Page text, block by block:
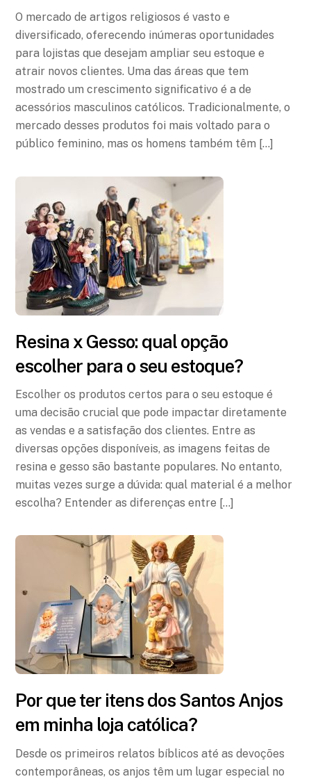
O mercado de artigos religiosos é vasto e
diversificado, oferecendo inúmeras oportunidades
para lojistas que desejam ampliar seu estoque e
atrair novos clientes. Uma das áreas que tem
mostrado um crescimento significativo é a de
acessórios masculinos católicos. Tradicionalmente, o
mercado desses produtos foi mais voltado para o
público feminino, mas os homens também têm […]
Resina x Gesso: qual opção
escolher para o seu estoque?
Escolher os produtos certos para o seu estoque é
uma decisão crucial que pode impactar diretamente
as vendas e a satisfação dos clientes. Entre as
diversas opções disponíveis, as imagens feitas de
resina e gesso são bastante populares. No entanto,
muitas vezes surge a dúvida: qual material é a melhor
escolha? Entender as diferenças entre […]
Por que ter itens dos Santos Anjos
em minha loja católica?
Desde os primeiros relatos bíblicos até as devoções
contemporâneas, os anjos têm um lugar especial no